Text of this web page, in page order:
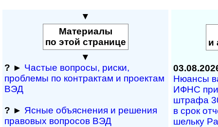
▼
Материалы
по этой странице
▼
? ► Частые вопросы, рис­ки,
проблемы по конт­рактам и проектам
ВЭД
? ► Ясные объяснения и решения
правовых вопросов ВЭД
и
Нюансы
ИФНС при
штра­фа
в срок
ше­ль­ку